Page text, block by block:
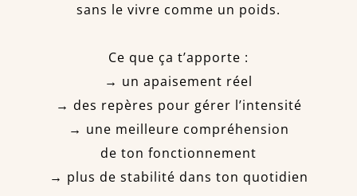
sans le vivre comme un poids.
Ce que ça t’apporte :
→ un apaisement réel
→ des repères pour gérer l’intensité
→ une meilleure compréhension
de ton fonctionnement
→ plus de stabilité dans ton quotidien